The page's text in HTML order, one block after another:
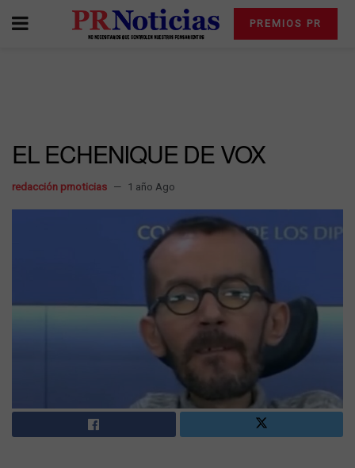
PREMIOS PR
EL ECHENIQUE DE VOX
redacción prnoticias 1 año Ago